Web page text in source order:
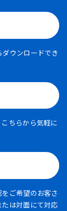
ウンロードでき
ちらから気軽に
ご希望のお客さ
は対面にて対応